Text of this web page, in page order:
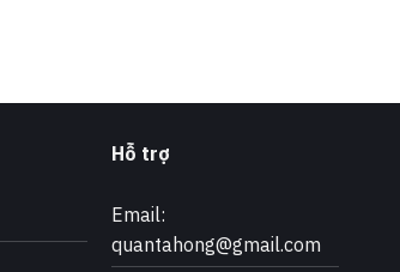
Hỗ trợ
Email:
quantahong@gmail.com